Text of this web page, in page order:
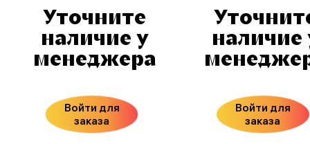
Уточните
наличие у
менеджера
Войти для
заказа
наличие
Войти для
заказа